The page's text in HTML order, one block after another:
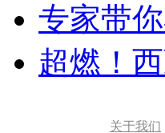
专家带
超燃！
关于我们